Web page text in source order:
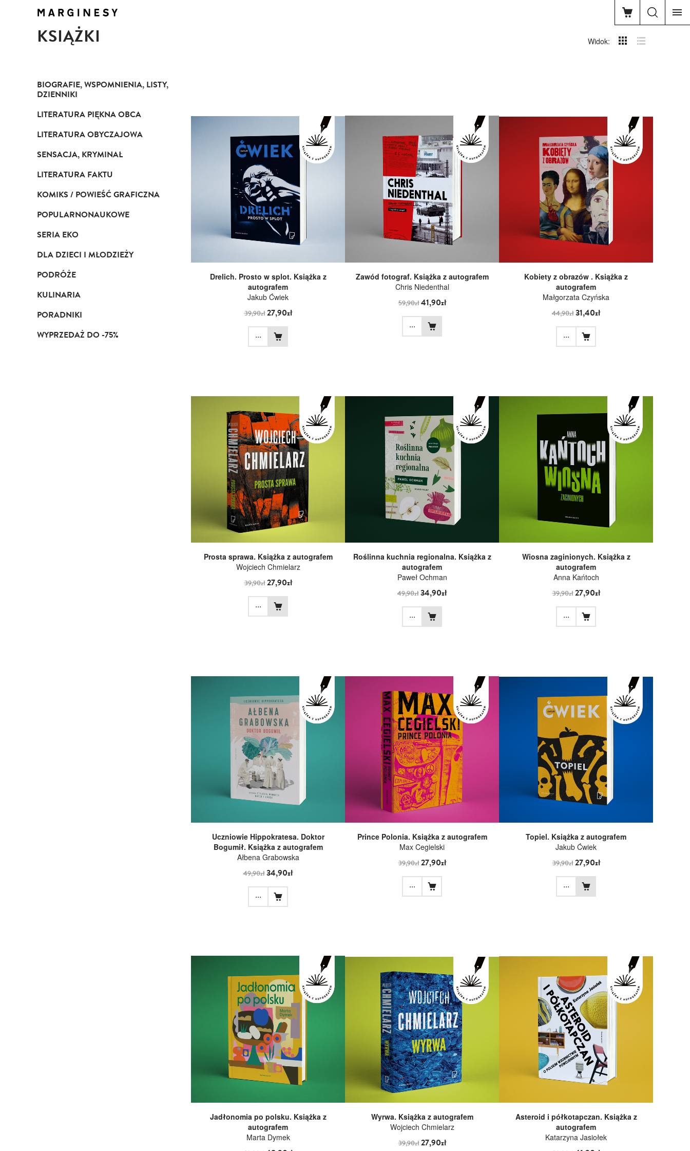
KSIĄŻKI Widok:
BIOGRAFIE, WSPOMNIENIA, LISTY,
DZIENNIKI
LITERATURA PIĘKNA OBCA
LITERATURA OBYCZAJOWA
SENSACJA, KRYMINAŁ
LITERATURA FAKTU
KOMIKS / POWIEŚĆ GRAFICZNA
POPULARNONAUKOWE
SERIA EKO
DLA DZIECI I MŁODZIEŻY
PODRÓŻE
KULINARIA
PORADNIKI
WYPRZEDAŻ DO -75%
Drelich. Prosto w splot. Książka z
autografem
Jakub Ćwiek
39,90zł27,90zł
...
Zawód fotograf. Książka z autografem
Chris Niedenthal
59,90zł41,90zł
...
Kobiety z obrazów . Książka z
autografem
Małgorzata Czyńska
44,90zł31,40zł
...
Prosta sprawa. Książka z autografem
Wojciech Chmielarz
39,90zł27,90zł
...
Roślinna kuchnia regionalna. Książka z
autografem
Paweł Ochman
49,90zł34,90zł
...
Wiosna zaginionych. Książka z
autografem
Anna Kańtoch
39,90zł27,90zł
...
Uczniowie Hippokratesa. Doktor
Bogumił. Książka z autografem
Ałbena Grabowska
49,90zł34,90zł
...
Prince Polonia. Książka z autografem
Max Cegielski
39,90zł27,90zł
...
Topiel. Książka z autografem
Jakub Ćwiek
39,90zł27,90zł
...
Jadłonomia po polsku. Książka z
autografem
Marta Dymek
Wyrwa. Książka z autografem
Wojciech Chmielarz
39,90zł27,90zł
Asteroid i półkotapczan. Książka z
autografem
Katarzyna Jasiołek